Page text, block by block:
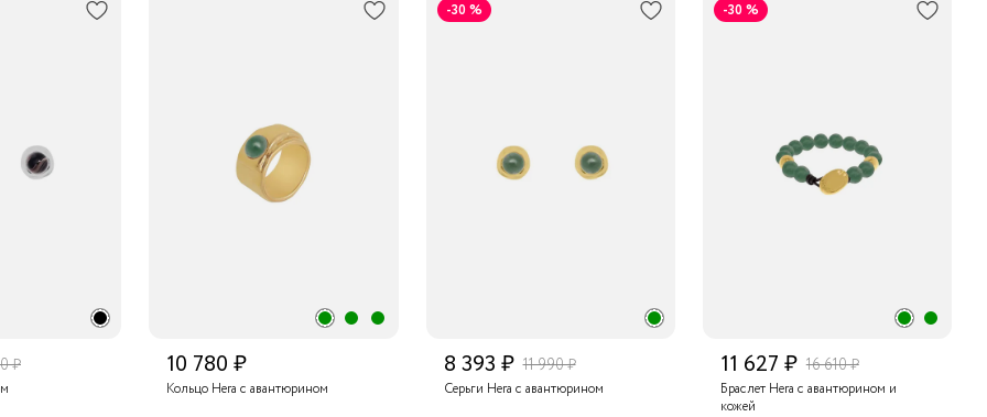
₽ 10 780 ₽
Кольцо Hera с авантюрином
-30 %
8 393 ₽ 11 990 ₽
Серьги Hera с авантюрином
-30 %
11 627 ₽ 16 610 ₽
Браслет Hera с авантюрином и
кожей